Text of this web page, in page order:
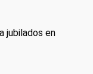
jubilados en